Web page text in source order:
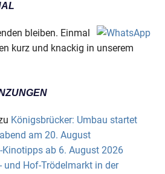
bleiben. Einmal
kurz und knackig in unserem
Königsbrücker: Umbau startet
am 20. August
Kinotipps ab 6. August 2026
und Hof-Trödelmarkt in der